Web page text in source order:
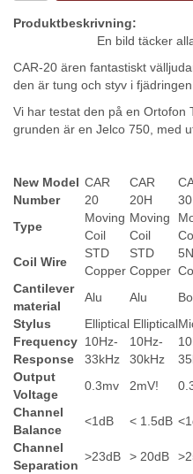
Produktbeskrivning:
En bild täcker
CAR-20 ären fantastiskt
den är tung och styv i
Vi har testat den på en Ortofon
grunden är en Jelco 750, med
New Model
Number
CAR
20
CAR
20H 30
Type
Moving
Coil
Moving
Coil
Coil Wire
STD
Copper
STD
Copper
5N
Cantilever
material
Alu Alu
Stylus
Elliptical Elliptical
Frequency
Response
10Hz-
33kHz
10Hz-
30kHz
Output
Voltage
0.3mv 2mV!
Channel
Balance
<1dB < 1.5dB
Channel
Separation
>23dB > 20dB